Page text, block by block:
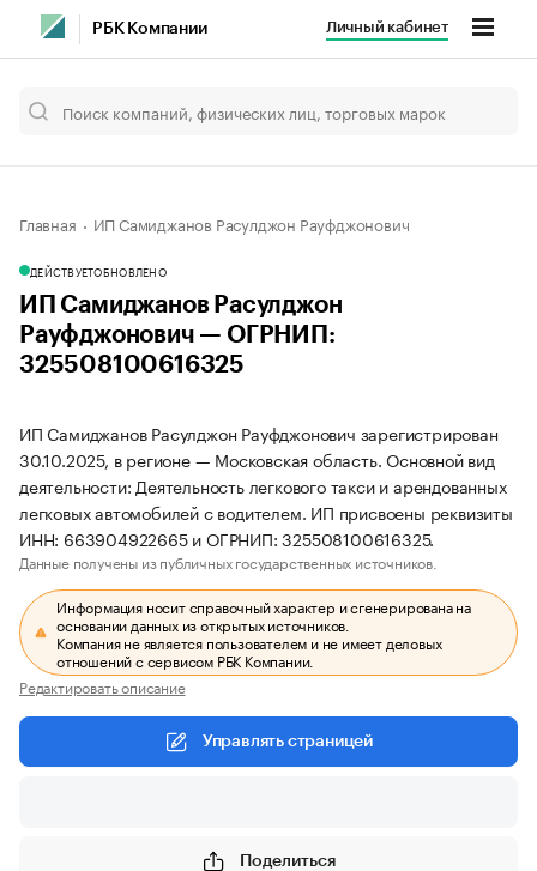
РБК Компании Личный кабинет
Главная ИП Самиджанов Расулджон Рауфджонович
ДЕЙСТВУЕТОБНОВЛЕНО
ИП Самиджанов Расулджон
Рауфджонович — ОГРНИП:
325508100616325
ИП Самиджанов Расулджон Рауфджонович зарегистрирован
30.10.2025, в регионе — Московская область. Основной вид
деятельности: Деятельность легкового такси и арендованных
легковых автомобилей с водителем. ИП присвоены реквизиты
ИНН: 663904922665 и ОГРНИП: 325508100616325.
Данные получены из публичных государственных источников.
Информация носит справочный характер и сгенерирована на
основании данных из открытых источников.
Компания не является пользователем и не имеет деловых
отношений с сервисом РБК Компании.
Редактировать описание
Управлять страницей
Поделиться